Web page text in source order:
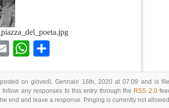
EmailWhatsApp
on giovedì, Gennaio 16th, 2020 at 07:09 and is
follow any responses to this entry through the RSS 2.0
end and leave a response. Pinging is currently not allowed.